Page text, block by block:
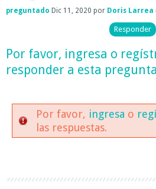
preguntado Dic 11, 2020 por Doris Larrea
Por favor, ingresa o
responder a esta
Por favor, ingresa o
las respuestas.